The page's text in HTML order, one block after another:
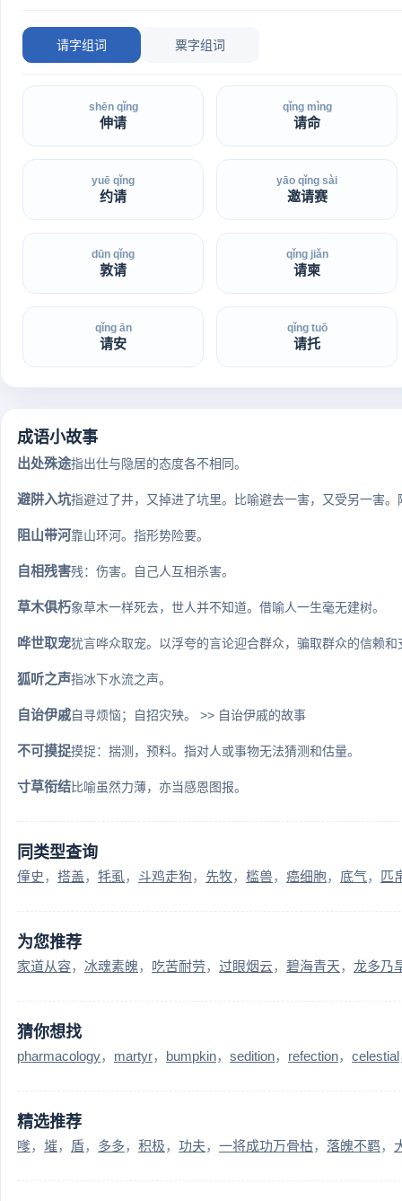
请字组词 粟字组词
shēn qǐng
伸请
qǐng mìng
请命
yuē qǐng
约请
yāo qǐng sài
邀请赛
dūn qǐng
敦请
qǐng jiǎn
请柬
qǐng ān
请安
qǐng tuō
请托
成语小故事
出处殊途指出仕与隐居的态度各不相同。
避阱入坑指避过了井，又掉进了坑里。比喻避去一害，又受另一害。
阻山带河靠山环河。指形势险要。
自相残害残：伤害。自己人互相杀害。
草木俱朽象草木一样死去，世人并不知道。借喻人一生毫无建树。
哗世取宠犹言哗众取宠。以浮夸的言论迎合群众，骗取群众的信赖和
狐听之声指冰下水流之声。
自诒伊戚自寻烦恼；自招灾殃。 >> 自诒伊戚的故事
不可摸捉摸捉：揣测，预料。指对人或事物无法猜测和估量。
寸草衔结比喻虽然力薄，亦当感恩图报。
同类型查询
僮史 搭盖 牦虱 斗鸡走狗 先牧 槛兽 癌细胞 底气 匹
为您推荐
家道从容 冰魂素魄 吃苦耐劳 过眼烟云 碧海青天 龙多乃
猜你想找
pharmacology martyr bumpkin sedition refection celestial
精选推荐
嗲 墔 盾 多多 积极 功夫 一将成功万骨枯 落魄不羁